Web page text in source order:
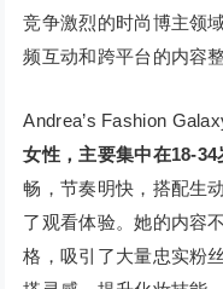
竞争激烈的时尚博主领
频互动和跨平台的内容
Andrea’s Fashion
女性，主要集中在18-34
畅，节奏明快，搭配生
了观看体验。她的内容
格，吸引了大量忠实粉